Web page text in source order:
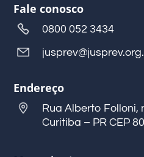
Fale conosco
0800 052 3434
Endereço
Rua Alberto Folloni,
Curitiba – PR CEP